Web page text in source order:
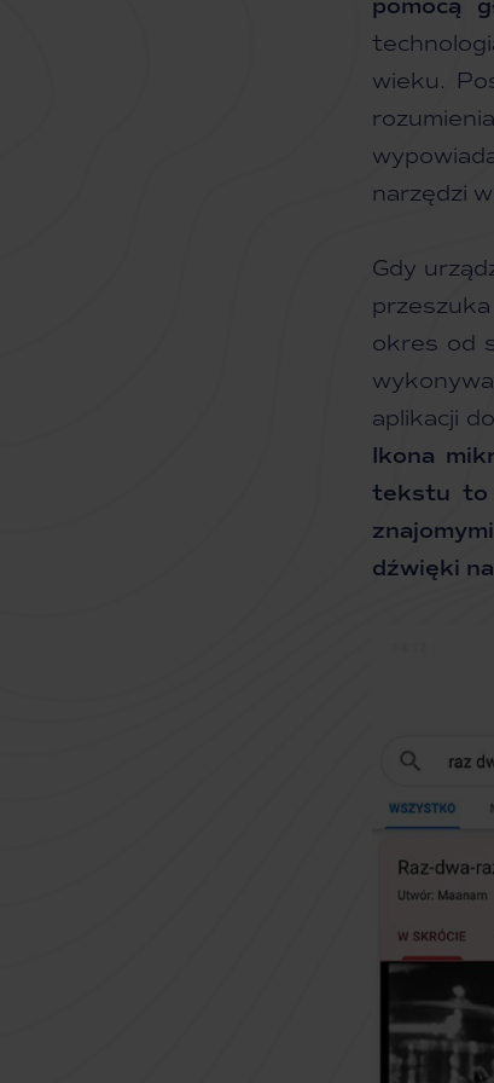
pomocą
wieku.
narzędzi
Gdy
okres od
aplikacji
Ikona
tekstu to
dźwięki